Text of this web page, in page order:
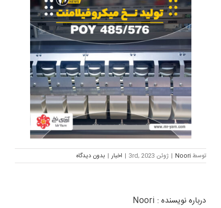
توسط Noori
| ژوئن 3rd, 2023 | اخبار | بدون ديدگاه
درباره نویسنده : Noori